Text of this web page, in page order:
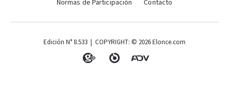
Normas de Participación
Contacto
Edición N° 8.533 | COPYRIGHT: © 2026 Elonce.com